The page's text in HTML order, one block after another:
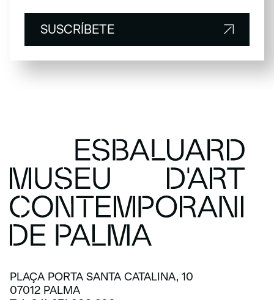
SUSCRÍBETE
SUSCRÍBETE
PLAÇA PORTA SANTA CATALINA, 10
07012 PALMA